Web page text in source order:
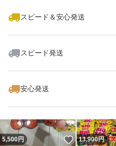
スピード＆安心発送
スピード発送
安心発送
5,500円 いいね！
13,900円